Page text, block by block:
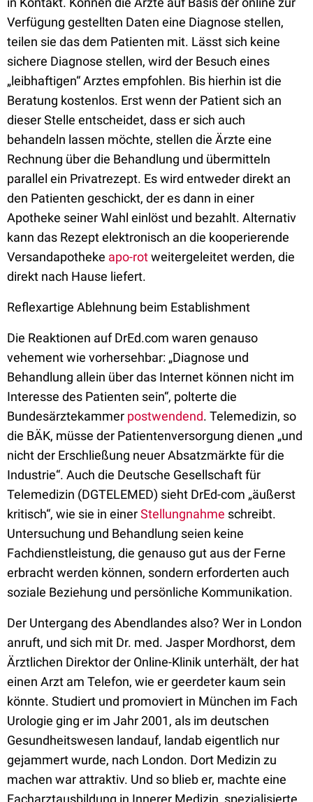
Verfügung gestellten Daten eine Diagnose stellen,
teilen sie das dem Patienten mit. Lässt sich keine
sichere Diagnose stellen, wird der Besuch eines
„leibhaftigen“ Arztes empfohlen. Bis hierhin ist die
Beratung kostenlos. Erst wenn der Patient sich an
dieser Stelle entscheidet, dass er sich auch
behandeln lassen möchte, stellen die Ärzte eine
Rechnung über die Behandlung und übermitteln
parallel ein Privatrezept. Es wird entweder direkt an
den Patienten geschickt, der es dann in einer
Apotheke seiner Wahl einlöst und bezahlt. Alternativ
kann das Rezept elektronisch an die kooperierende
Versandapotheke apo-rotweitergeleitet werden, die
direkt nach Hause liefert.
Reflexartige Ablehnung beim Establishment
Die Reaktionen auf DrEd.com waren genauso
vehement wie vorhersehbar: „Diagnose und
Behandlung allein über das Internet können nicht im
Interesse des Patienten sein“, polterte die
Bundesärztekammer postwendend. Telemedizin, so
die BÄK, müsse der Patientenversorgung dienen „und
nicht der Erschließung neuer Absatzmärkte für die
Industrie“. Auch die Deutsche Gesellschaft für
Telemedizin (DGTELEMED) sieht DrEd-com „äußerst
kritisch“, wie sie in einerStellungnahme schreibt.
Untersuchung und Behandlung seien keine
Fachdienstleistung, die genauso gut aus der Ferne
erbracht werden können, sondern erforderten auch
soziale Beziehung und persönliche Kommunikation.
Der Untergang des Abendlandes also? Wer in London
anruft, und sich mit Dr. med. Jasper Mordhorst, dem
Ärztlichen Direktor der Online-Klinik unterhält, der hat
einen Arzt am Telefon, wie er geerdeter kaum sein
könnte. Studiert und promoviert in München im Fach
Urologie ging er im Jahr 2001, als im deutschen
Gesundheitswesen landauf, landab eigentlich nur
gejammert wurde, nach London. Dort Medizin zu
machen war attraktiv. Und so blieb er, machte eine
Facharztausbildung in Innerer Medizin, spezialisierte